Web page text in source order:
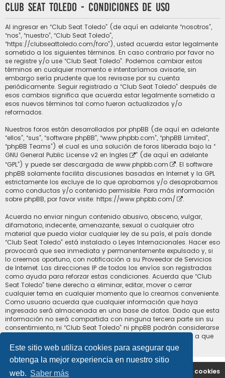
Este sitio web utiliza cookies para asegurar que
obtenga la mejor experiencia en nuestro sitio
web. Saber más
Club Seat Toledo - Condiciones de uso
Al ingresar en “Club Seat Toledo” (de aquí en adelante “nosotros”,
“nos”, “nuestro”, “Club Seat Toledo”,
“https://clubseattoledo.com/foro”), usted acuerda estar legalmente
sometido a los siguientes términos. En caso contrario por favor no
se registre y/o use “Club Seat Toledo”. Podemos cambiar estos
términos en cualquier momento e intentaríamos avisarle, sin
embargo sería prudente que los revisase por su cuenta
periódicamente. Seguir registrado a “Club Seat Toledo” después de
esos cambios significa que acuerda estar legalmente sometido a
esos nuevos términos tal como fueron actualizados y/o
reformados.
Nuestros foros están desarrollados por phpBB (de aquí en adelante
“ellos”, “sus”, “software phpBB”, “www.phpbb.com”, “phpBB Limited”,
“phpBB Teams”) el cual es una solución de foros liberada bajo la “
GNU General Public License v2 en Ingles
” (de aquí en adelante
“GPL”) y puede ser descargada de www.phpbb.com
. El software
phpBB solamente facilita discusiones basadas en Internet y la GPL
estrictamente los excluye de lo que aprobamos y/o desaprobamos
como conductas y/o contenido permisible. Para más información
sobre phpBB, por favor visite: https://www.phpbb.com/ .
Acuerda no enviar ningun contenido abusivo, obsceno, vulgar,
difamatorio, indecente, amenazante, sexual o cualquier otro
material que pueda violar cualquier ley de su país, el país donde
“Club Seat Toledo” está instalado o Leyes Internacionales. Hacer eso
provocará que sea inmediata y permanentemente expulsado y, si
lo creemos oportuno, con notificación a su Proveedor de Servicios
de Internet. Las direcciones IP de todos los envíos son registradas
como ayuda para reforzar estas condiciones. Acuerda que “Club
Seat Toledo” tiene derecho a eliminar, editar, mover o cerrar
cualquier tema en cualquier momento que lo creamos conveniente.
Como usuario acuerda que cualquier información que haya
ingresado será almacenada en una base de datos. Dado que esta
información no será compartida con ninguna tercera parte sin su
consentimiento, ni “Club Seat Toledo” ni phpBB podrán considerarse
responsables por cualquier intento de hacking que conlleve a que
los datos sean comprometidos.
Portal Índice general Borrar cookies